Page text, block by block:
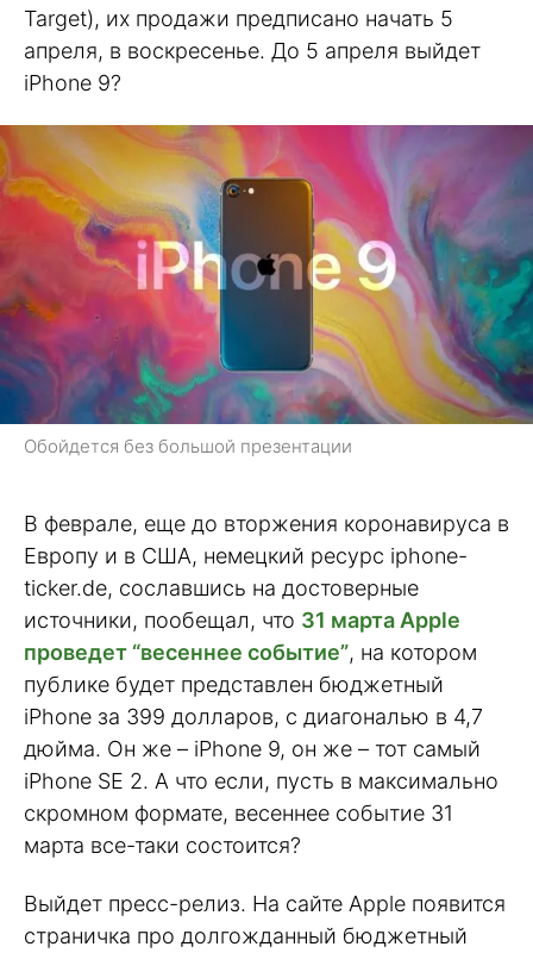
Target), их продажи предписано начать 5
апреля, в воскресенье. До 5 апреля выйдет
iPhone 9?
Обойдется без большой презентации
В феврале, еще до вторжения коронавируса в
Европу и в США, немецкий ресурс iphone-
ticker.de, сославшись на достоверные
источники, пообещал, что 31 марта Apple
проведет “весеннее событие”, на котором
публике будет представлен бюджетный
iPhone за 399 долларов, с диагональю в 4,7
дюйма. Он же – iPhone 9, он же – тот самый
iPhone SE 2. А что если, пусть в максимально
скромном формате, весеннее событие 31
марта все-таки состоится?
Выйдет пресс-релиз. На сайте Apple появится
страничка про долгожданный бюджетный